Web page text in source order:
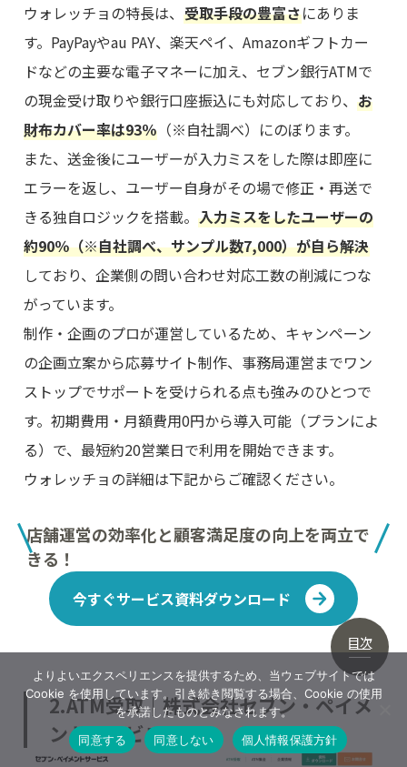
ウォレッチョの特長は、受取手段の豊富さにありま
す。PayPayやau PAY、楽天ペイ、Amazonギフトカー
ドなどの主要な電子マネーに加え、セブン銀行ATMで
の現金受け取りや銀行口座振込にも対応しており、お
財布カバー率は93％ （※自社調べ）にのぼります。
また、送金後にユーザーが入力ミスをした際は即座に
エラーを返し、ユーザー自身がその場で修正・再送で
きる独自ロジックを搭載。入力ミスをしたユーザーの
約90％（※自社調べ、サンプル数7,000）が自ら解決
しており、企業側の問い合わせ対応工数の削減につな
がっています。
制作・企画のプロが運営しているため、キャンペーン
の企画立案から応募サイト制作、事務局運営までワン
ストップでサポートを受けられる点も強みのひとつで
す。初期費用・月額費用0円から導入可能（プランによ
る）で、最短約20営業日で利用を開始できます。
ウォレッチョの詳細は下記からご確認ください。
店舗運営の効率化と顧客満足度の向上を両立で
きる！
今すぐサービス資料ダウンロード
2.ATM受取｜株式会社セブン・ペイメ
ントサービス
目次
よりよいエクスペリエンスを提供するため、当ウェブサイトでは
Cookie を使用しています。引き続き閲覧する場合、Cookie の使用
を承諾したものとみなされます。
同意する
同意しない 個人情報保護方針